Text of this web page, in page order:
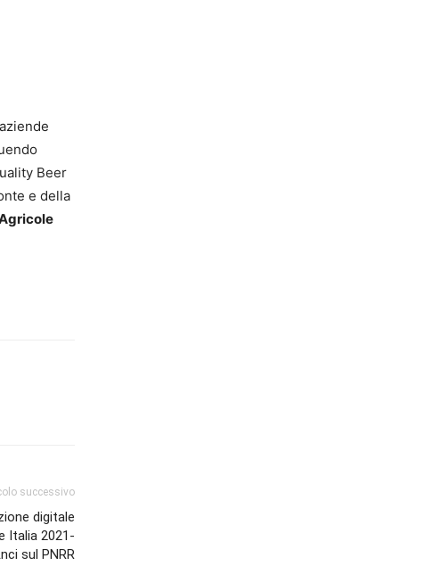
Beer
e della
successivo
digitale
Italia 2021-
sul PNRR